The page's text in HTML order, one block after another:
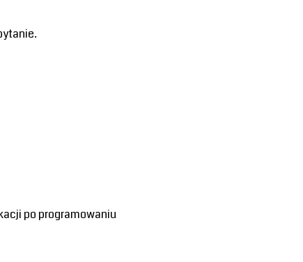
po programowaniu